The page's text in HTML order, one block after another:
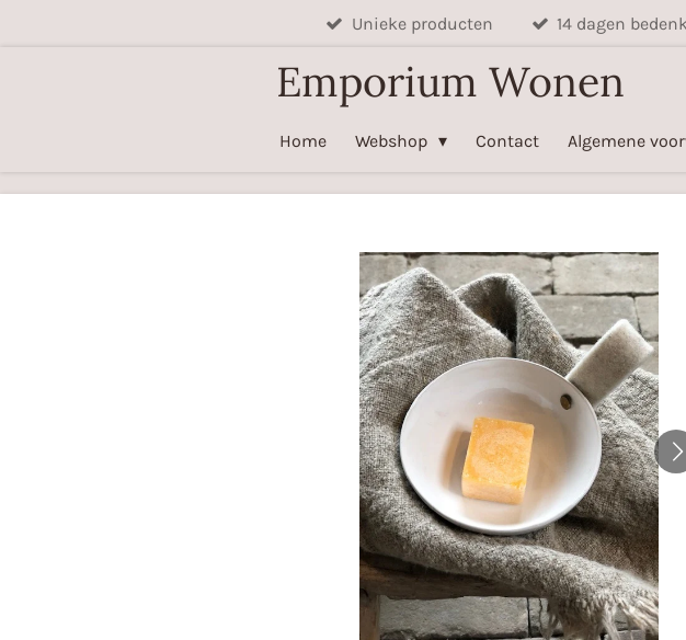
Unieke producten 14 dagen
Emporium Wonen
Home Webshop Contact Algemene